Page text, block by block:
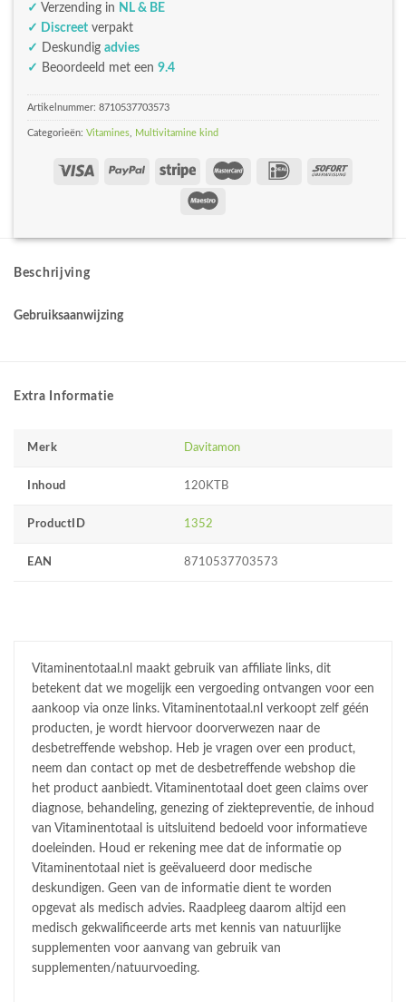
✓ Verzending in NL & BE
✓ Discreet verpakt
✓
Deskundig advies
✓ Beoordeeld met een 9.4
Artikelnummer: 8710537703573
Categorieën: Vitamines Multivitamine kind
Beschrijving
Gebruiksaanwijzing
Extra Informatie
Merk Davitamon
Inhoud 120KTB
ProductID 1352
EAN 8710537703573
Vitaminentotaal.nl maakt gebruik van affiliate links, dit
betekent dat we mogelijk een vergoeding ontvangen voor een
aankoop via onze links. Vitaminentotaal.nl verkoopt zelf géén
producten, je wordt hiervoor doorverwezen naar de
desbetreffende webshop. Heb je vragen over een product,
neem dan contact op met de desbetreffende webshop die
het product aanbiedt. Vitaminentotaal doet geen claims over
diagnose, behandeling, genezing of ziektepreventie, de inhoud
van Vitaminentotaal is uitsluitend bedoeld voor informatieve
doeleinden. Houd er rekening mee dat de informatie op
Vitaminentotaal niet is geëvalueerd door medische
deskundigen. Geen van de informatie dient te worden
opgevat als medisch advies. Raadpleeg daarom altijd een
medisch gekwalificeerde arts met kennis van natuurlijke
supplementen voor aanvang van gebruik van
supplementen/natuurvoeding.